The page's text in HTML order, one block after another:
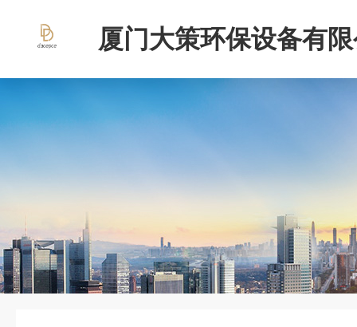
厦门大策环保设备有